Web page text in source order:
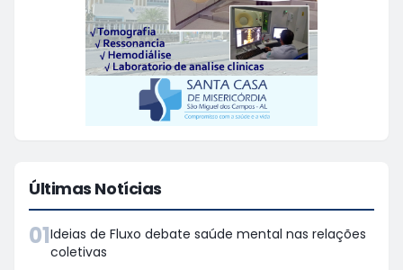
Últimas Notícias
01Ideias de Fluxo debate saúde mental nas relações
coletivas